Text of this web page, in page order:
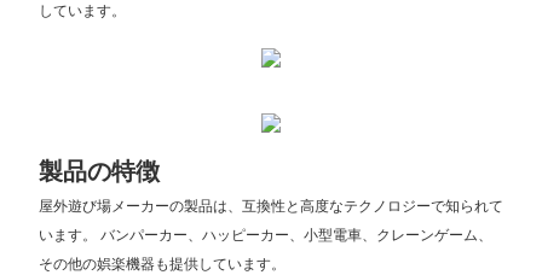
しています。
製品の特徴
屋外遊び場メーカーの製品は、互換性と高度なテクノロジーで知られて
います。 バンパーカー、ハッピーカー、小型電車、クレーンゲーム、
その他の娯楽機器も提供しています。